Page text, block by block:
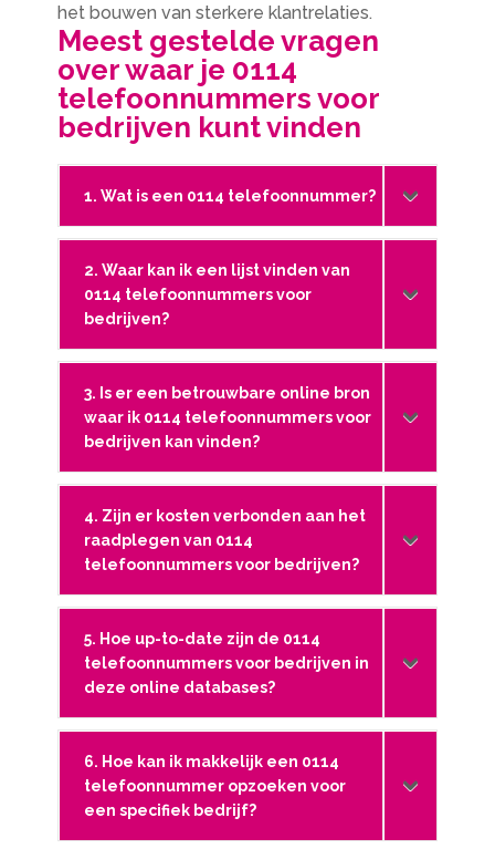
het bouwen van sterkere klantrelaties.
Meest gestelde vragen
over waar je 0114
telefoonnummers voor
bedrijven kunt vinden
1. Wat is een 0114 telefoonnummer?
2. Waar kan ik een lijst vinden van
0114 telefoonnummers voor
bedrijven?
3. Is er een betrouwbare online bron
waar ik 0114 telefoonnummers voor
bedrijven kan vinden?
4. Zijn er kosten verbonden aan het
raadplegen van 0114
telefoonnummers voor bedrijven?
5. Hoe up-to-date zijn de 0114
telefoonnummers voor bedrijven in
deze online databases?
6. Hoe kan ik makkelijk een 0114
telefoonnummer opzoeken voor
een specifiek bedrijf?